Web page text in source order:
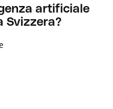
artificiale
Svizzera?